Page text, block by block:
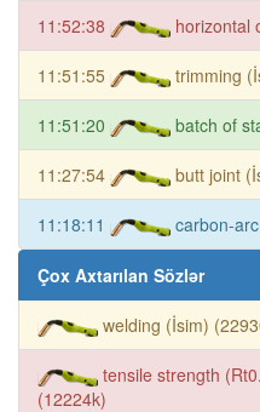
11:52:38 horizontal
11:51:55 trimming
11:51:20 batch of
11:27:54 butt joint
11:18:11 carbon-
Çox Axtarılan Sözlər
welding (İsim)
tensile strength
(12224k)